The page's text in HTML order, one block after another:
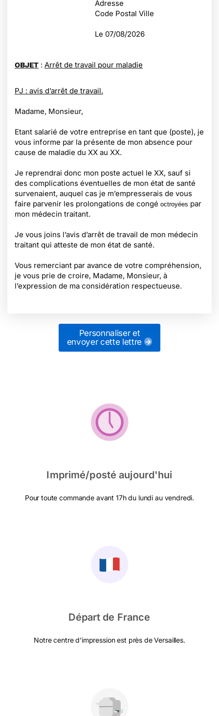
Adresse
Code Postal Ville
Le 07/08/2026
OBJET : Arrêt de travail pour maladie
PJ : avis d’arrêt de travail.
Madame, Monsieur,
Etant salarié de votre entreprise en tant que (poste), je
vous informe par la présente de mon absence pour
cause de maladie du XX au XX.
Je reprendrai donc mon poste actuel le XX, sauf si
des complications éventuelles de mon état de santé
survenaient, auquel cas je m’empresserais de vous
faire parvenir les prolongations de congé octroyées par
mon médecin traitant.
Je vous joins l’avis d’arrêt de travail de mon médecin
traitant qui atteste de mon état de santé.
Vous remerciant par avance de votre compréhension,
je vous prie de croire, Madame, Monsieur, à
l’expression de ma considération respectueuse.
Personnaliser et
envoyer cette lettre
Imprimé/posté aujourd'hui
Pour toute commande avant 17h du lundi au vendredi.
Départ de France
Notre centre d'impression est près de Versailles.